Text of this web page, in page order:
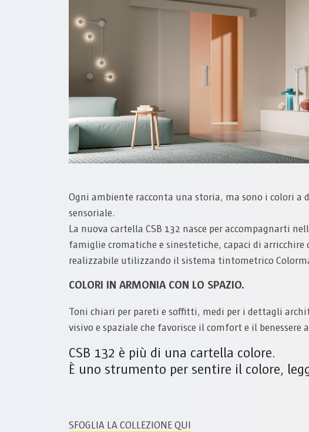
Ogni ambiente racconta una storia, ma sono i colori a
sensoriale.
La nuova cartella CSB 132 nasce per accompagnarti
famiglie cromatiche e sinestetiche, capaci di
realizzabile utilizzando il sistema tintometrico
COLORI IN ARMONIA CON LO SPAZIO.
Toni chiari per pareti e soffitti, medi per i dettagli
visivo e spaziale che favorisce il comfort e il
CSB 132 è più di una cartella colore.
È uno strumento per sentire il colore,
SFOGLIA LA COLLEZIONE QUI